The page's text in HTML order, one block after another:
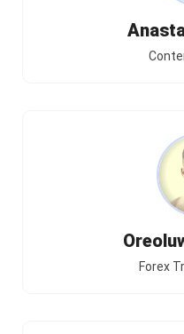
Forex